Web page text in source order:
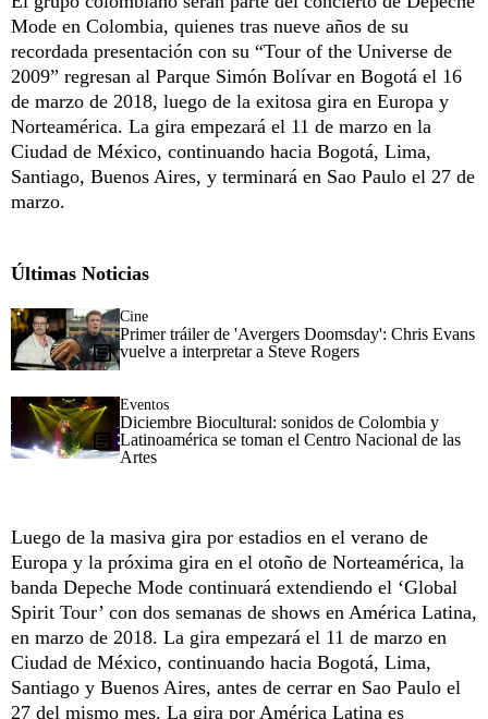
Mode en Colombia, quienes tras nueve años de su
recordada presentación con su “Tour of the Universe de
2009” regresan al Parque Simón Bolívar en Bogotá el 16
de marzo de 2018, luego de la exitosa gira en Europa y
Norteamérica. La gira empezará el 11 de marzo en la
Ciudad de México, continuando hacia Bogotá, Lima,
Santiago, Buenos Aires, y terminará en Sao Paulo el 27 de
marzo.
Últimas Noticias
Cine
Primer tráiler de 'Avergers Doomsday': Chris Evans
vuelve a interpretar a Steve Rogers
Eventos
Diciembre Biocultural: sonidos de Colombia y
Latinoamérica se toman el Centro Nacional de las
Artes
Luego de la masiva gira por estadios en el verano de
Europa y la próxima gira en el otoño de Norteamérica, la
banda Depeche Mode continuará extendiendo el ‘Global
Spirit Tour’ con dos semanas de shows en América Latina,
en marzo de 2018. La gira empezará el 11 de marzo en
Ciudad de México, continuando hacia Bogotá, Lima,
Santiago y Buenos Aires, antes de cerrar en Sao Paulo el
27 del mismo mes. La gira por América Latina es